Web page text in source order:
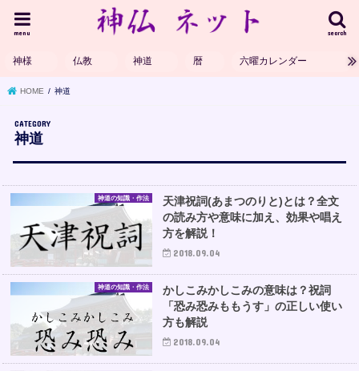
search
menu
神様 仏教 神道 暦 六曜カレンダー
HOME 神道
神道
神道の知識・作法
天津祝詞(あまつのりと)とは？全文
の読み方や意味に加え、効果や唱え
方を解説！
2018.09.04
神道の知識・作法
かしこみかしこみの意味は？祝詞
「恐み恐みももうす」の正しい使い
方も解説
2018.09.04